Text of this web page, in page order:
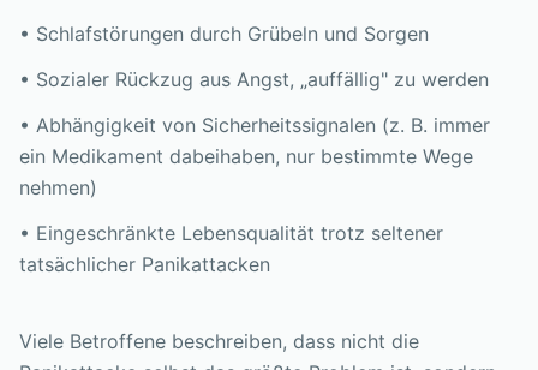
• Schlafstörungen durch Grübeln und Sorgen
• Sozialer Rückzug aus Angst, „auffällig" zu werden
• Abhängigkeit von Sicherheitssignalen (z. B. immer
ein Medikament dabeihaben, nur bestimmte Wege
nehmen)
• Eingeschränkte Lebensqualität trotz seltener
tatsächlicher Panikattacken
Viele Betroffene beschreiben, dass nicht die